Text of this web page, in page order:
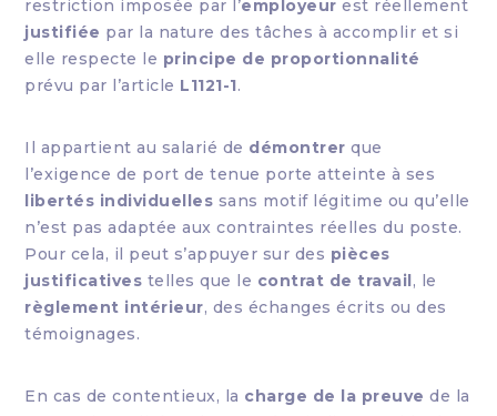
restriction imposée par l’employeur est réellement
justifiée par la nature des tâches à accomplir et si
elle respecte le principe de proportionnalité
prévu par l’article L1121-1.
Il appartient au salarié de démontrer que
l’exigence de port de tenue porte atteinte à ses
libertés individuelles sans motif légitime ou qu’elle
n’est pas adaptée aux contraintes réelles du poste.
Pour cela, il peut s’appuyer sur des pièces
justificatives telles que le contrat de travail, le
règlement intérieur, des échanges écrits ou des
témoignages.
En cas de contentieux, la charge de la preuve de la